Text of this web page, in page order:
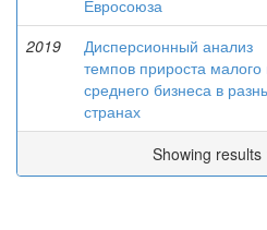
Евросоюза
2019
Дисперсионный анализ
темпов прироста малого
среднего бизнеса в
странах
Showing results